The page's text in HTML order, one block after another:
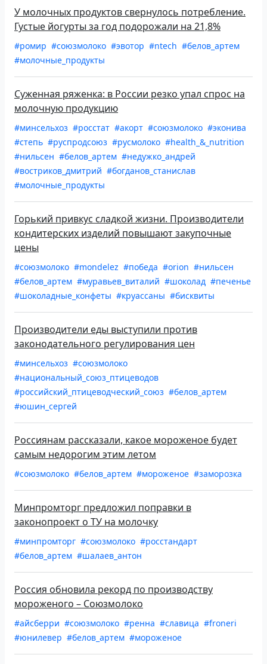
У молочных продуктов свернулось потребление.
Густые йогурты за год подорожали на 21,8%
#ромир #союзмолоко #эвотор #ntech #белов_артем
#молочные_продукты
Суженная ряженка: в России резко упал спрос на
молочную продукцию
#минсельхоз #росстат #акорт #союзмолоко #эконива
#степь #руспродсоюз #русмолоко #health_&_nutrition
#нильсен #белов_артем #недужко_андрей
#востриков_дмитрий #богданов_станислав
#молочные_продукты
Горький привкус сладкой жизни. Производители
кондитерских изделий повышают закупочные
цены
#союзмолоко #mondelez #победа #orion #нильсен
#белов_артем #муравьев_виталий #шоколад #печенье
#шоколадные_конфеты #круассаны #бисквиты
Производители еды выступили против
законодательного регулирования цен
#минсельхоз #союзмолоко
#национальный_союз_птицеводов
#российский_птицеводческий_союз #белов_артем
#юшин_сергей
Россиянам рассказали, какое мороженое будет
самым недорогим этим летом
#союзмолоко #белов_артем #мороженое #заморозка
Минпромторг предложил поправки в
законопроект о ТУ на молочку
#минпромторг #союзмолоко #росстандарт
#белов_артем #шалаев_антон
Россия обновила рекорд по производству
мороженого – Союзмолоко
#айсберри #союзмолоко #ренна #славица #froneri
#юнилевер #белов_артем #мороженое